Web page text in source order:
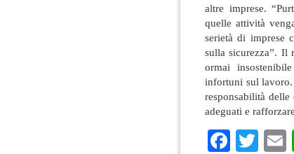
altre imprese.
quelle attività
serietà di imprese
sulla sicurezza”. Il
ormai
infortuni sul lavoro.
responsabilità
adeguati e